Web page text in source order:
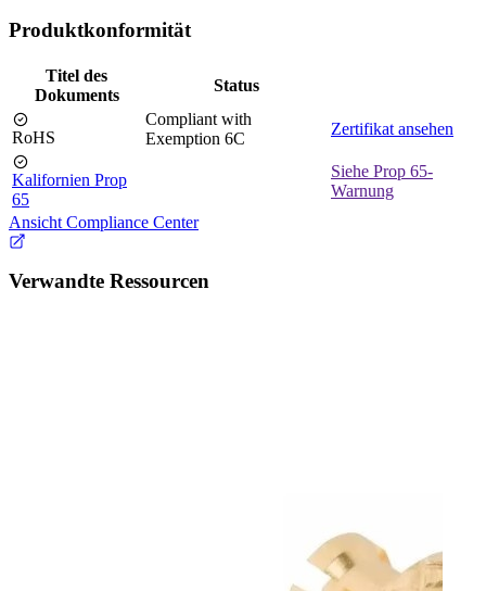
Produktkonformität
Titel des
Dokuments
Status
RoHS
Compliant with
Exemption 6C
Zertifikat ansehen
Kalifornien Prop
65
Siehe Prop 65-
Warnung
Ansicht Compliance Center
Verwandte Ressourcen